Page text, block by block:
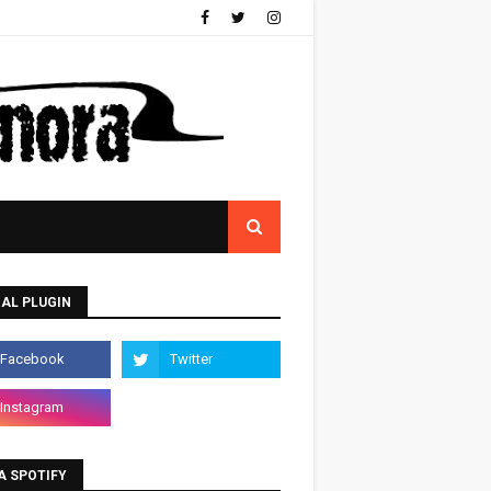
PLUGIN
SPOTIFY